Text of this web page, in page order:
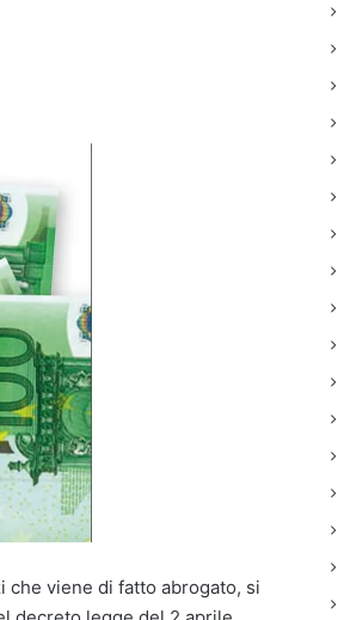
che viene di fatto abrogato, si